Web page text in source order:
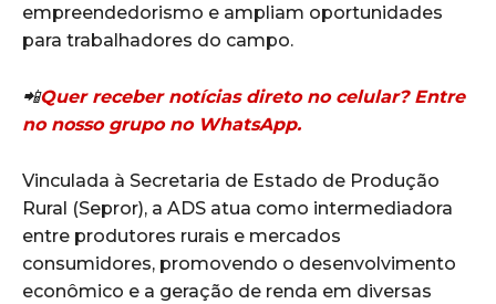
empreendedorismo e ampliam oportunidades
para trabalhadores do campo.
📲Quer receber notícias direto no celular? Entre
no nosso grupo no WhatsApp.
Vinculada à Secretaria de Estado de Produção
Rural (Sepror), a ADS atua como intermediadora
entre produtores rurais e mercados
consumidores, promovendo o desenvolvimento
econômico e a geração de renda em diversas